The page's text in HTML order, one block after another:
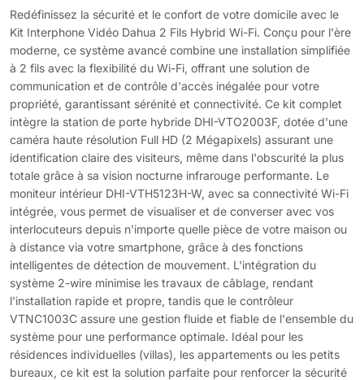
Redéfinissez la sécurité et le confort de votre domicile avec le
Kit Interphone Vidéo Dahua 2 Fils Hybrid Wi-Fi. Conçu pour l'ère
moderne, ce système avancé combine une installation simplifiée
à 2 fils avec la flexibilité du Wi-Fi, offrant une solution de
communication et de contrôle d'accès inégalée pour votre
propriété, garantissant sérénité et connectivité. Ce kit complet
intègre la station de porte hybride DHI-VTO2003F, dotée d'une
caméra haute résolution Full HD (2 Mégapixels) assurant une
identification claire des visiteurs, même dans l'obscurité la plus
totale grâce à sa vision nocturne infrarouge performante. Le
moniteur intérieur DHI-VTH5123H-W, avec sa connectivité Wi-Fi
intégrée, vous permet de visualiser et de converser avec vos
interlocuteurs depuis n'importe quelle pièce de votre maison ou
à distance via votre smartphone, grâce à des fonctions
intelligentes de détection de mouvement. L'intégration du
système 2-wire minimise les travaux de câblage, rendant
l'installation rapide et propre, tandis que le contrôleur
VTNC1003C assure une gestion fluide et fiable de l'ensemble du
système pour une performance optimale. Idéal pour les
résidences individuelles (villas), les appartements ou les petits
bureaux, ce kit est la solution parfaite pour renforcer la sécurité